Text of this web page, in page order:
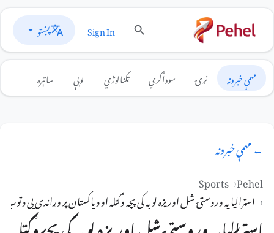
Sign In پښتو
مهمې خبرونه نړۍ سوداګري ټکنالوژي لوبې ساتېره
← مهمې خبرونه
Pehel
Sports
اسټرالیا په وروستۍ شل اوریزه لوبه کې پچه وګټله او د پاکستان پر وړاندې یې د توپ